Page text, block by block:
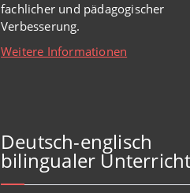
fachlicher und pädagogischer
Verbesserung.
Weitere Informationen
Deutsch-englisch
bilingualer Unterricht